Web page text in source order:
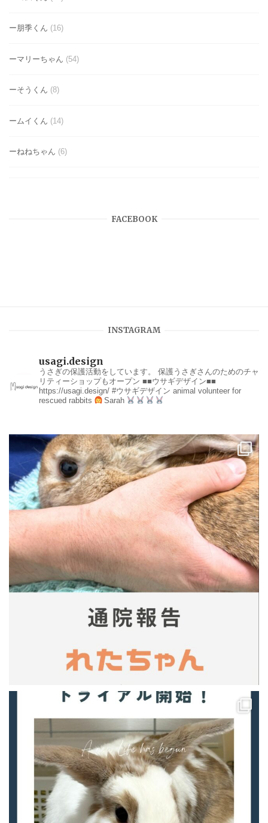
ー朋季くん (16)
ーマリーちゃん (54)
ーそうくん (8)
ームイくん (14)
ーねねちゃん (6)
FACEBOOK
INSTAGRAM
usagi.design
うさぎの保護活動をしています。
保護うさぎさんのためのチャ
リティーショップもオープン ■■ウサギデザイン■■
https://usagi.design/ #ウサギデザイン animal volunteer for
rescued rabbits
Sarah